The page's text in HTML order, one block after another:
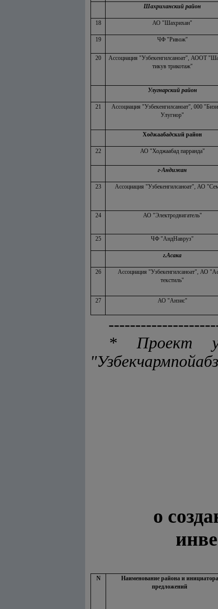
Шахриханский район
18 АО "Шахрихан"
19 ЧФ "Ривож"
20
Ассоциация "Узбекенгилсаноат", АООТ
тикув трикотаж"
Улугнарский район
21
Ассоциация "Узбекенгилсаноат", 000
Улугнор"
Ходжаабадский район
22 АО "Ходжаабад парранда"
г-Андижан
23 Ассоциация "Узбекенгилсаноат", АО
24 АО "Электродвигатель"
25 ЧФ "АндНавруз"
г.Асака
26
Ассоциация "Узбекенгилсаноат", АО
текстиль"
27 АО "Анзис"
* Проект
о
N
Наименование района и инициатора
предложений